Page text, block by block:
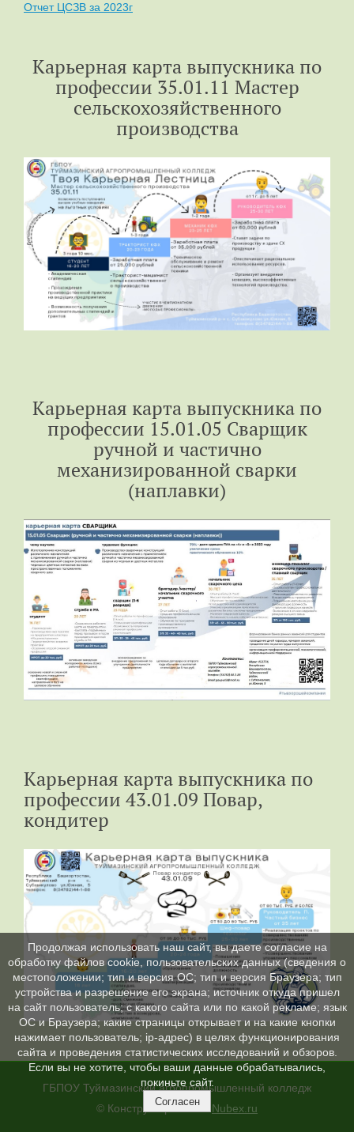
Отчет ЦСЗВ за 2023г
Карьерная карта выпускника по
профессии 35.01.11 Мастер
сельскохозяйственного
производства
Карьерная карта выпускника по
профессии 15.01.05 Сварщик
ручной и частично
механизированной сварки
(наплавки)
Карьерная карта выпускника по
профессии 43.01.09 Повар,
кондитер
ГБПОУ Туймазинский агропромышленный колледж
© Конструктор сайтовNubex.ru
Продолжая использовать наш сайт, вы даете согласие на
обработку файлов cookie, пользовательских данных (сведения о
местоположении; тип и версия ОС; тип и версия Браузера; тип
устройства и разрешение его экрана; источник откуда пришел
на сайт пользователь; с какого сайта или по какой рекламе; язык
ОС и Браузера; какие страницы открывает и на какие кнопки
нажимает пользователь; ip-адрес) в целях функционирования
сайта и проведения статистических исследований и обзоров.
Если вы не хотите, чтобы ваши данные обрабатывались,
покиньте сайт.
Согласен